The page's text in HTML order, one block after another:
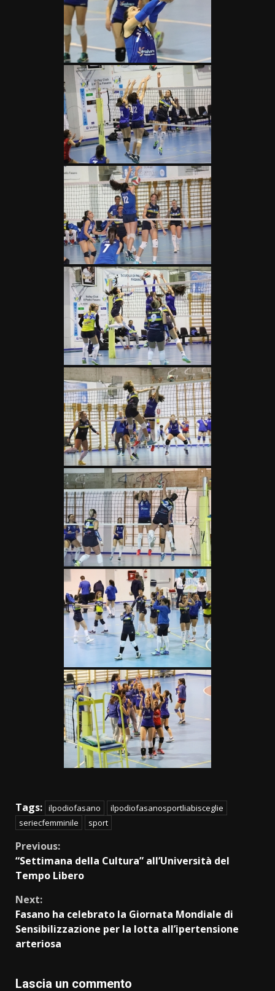
Tags: ilpodiofasano
ilpodiofasanosportliabisceglie
seriecfemminile
sport
Continue
Reading
Previous:
“Settimana della Cultura” all’Università del
Tempo Libero
Next:
Fasano ha celebrato la Giornata Mondiale di
Sensibilizzazione per la lotta all’ipertensione
arteriosa
Lascia un commento